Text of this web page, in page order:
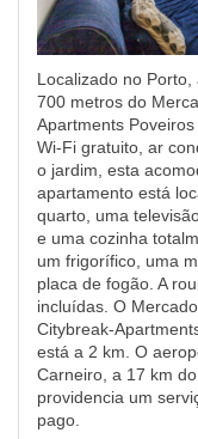
Localizado no
700 metros do
Apartments
Wi-Fi gratuito, ar
o jardim, esta
apartamento está
quarto, uma
e uma cozinha
um frigorífico, uma
placa de fogão. A
incluídas. O
Citybreak-
está a 2 km. O
Carneiro, a 17 km
providencia um
pago.